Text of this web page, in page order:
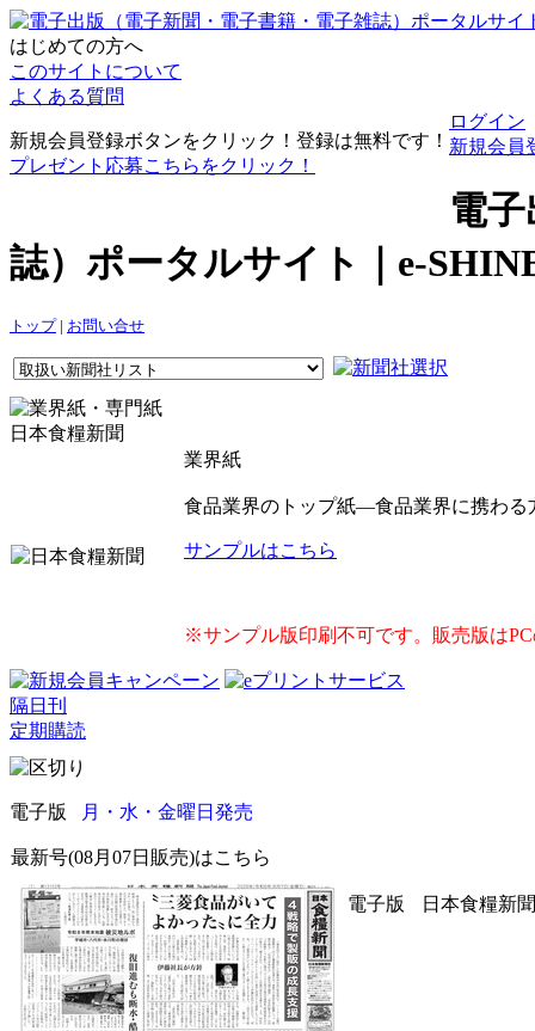
はじめての方へ
このサイトについて
よくある質問
新規会員登録ボタンをクリック！登録は無料です！
プレゼント応募こちらをクリック！
ログイン
新規会員
電
誌）ポータルサイト｜e-
トップ| お問い合せ
日本食糧新聞
業界紙
食品業界のトップ紙―食品業界に携わる
サンプルはこちら
※サンプル版印刷不可です。販売版は
隔日刊
定期購読
電子版 月・水・金曜日発売
最新号(08月07日販売)はこちら
電子版 日本食糧新